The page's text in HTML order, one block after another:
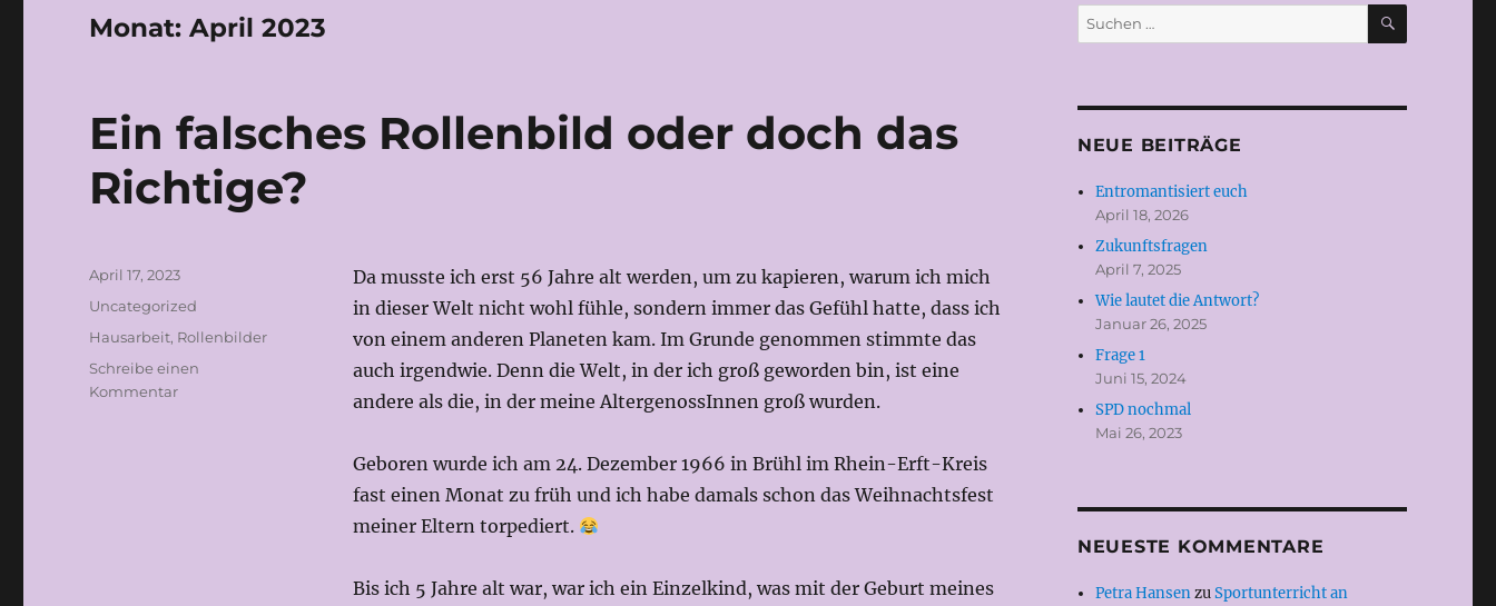
Monat:April 2023
Ein falsches Rollenbild oder doch das
Richtige?
Da musste ich erst 56 Jahre alt werden, um zu kapieren, warum ich mich
in dieser Welt nicht wohl fühle, sondern immer das Gefühl hatte, dass ich
von einem anderen Planeten kam. Im Grunde genommen stimmte das
auch irgendwie. Denn die Welt, in der ich groß geworden bin, ist eine
andere als die, in der meine AltergenossInnen groß wurden.
Geboren wurde ich am 24. Dezember 1966 in Brühl im Rhein-Erft-Kreis
fast einen Monat zu früh und ich habe damals schon das Weihnachtsfest
meiner Eltern torpediert.
Bis ich 5 Jahre alt war, war ich ein Einzelkind, was mit der Geburt meines
Veröffentlicht
am
April 17, 2023
Kategorien
Uncategorized
Schlagwörter
Hausarbeit, Rollenbilder
Schreibe einen
Kommentarzu
Suchen
nach:
SUCHEN
NEUE BEITRÄGE
Entromantisiert euch
April 18, 2026
Zukunftsfragen
April 7, 2025
Wie lautet die Antwort?
Januar 26, 2025
Frage 1
Juni 15, 2024
SPD nochmal
Mai 26, 2023
NEUESTE KOMMENTARE
Petra HansenzuSportunterricht an